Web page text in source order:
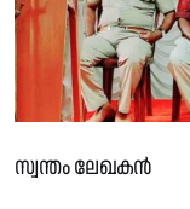
സ്വന്തം ലേഖകൻ